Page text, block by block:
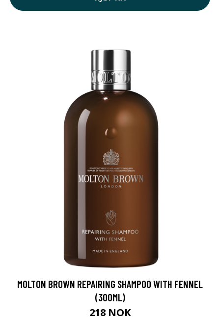
MOLTON BROWN REPAIRING SHAMPOO WITH FENNEL
(300ML)
218 NOK